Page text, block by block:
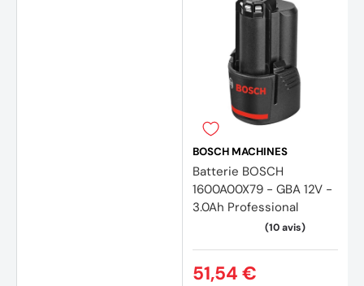
BOSCH MACHINES
Batterie BOSCH
1600A00X79 - GBA 12V -
3.0Ah Professional
51,54 €